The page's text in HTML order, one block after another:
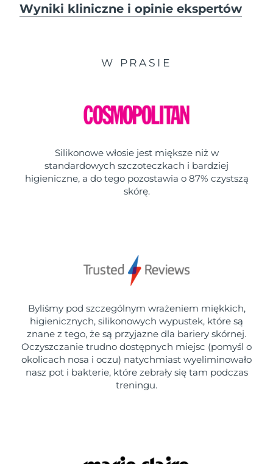
Wyniki kliniczne i opinie ekspertów
W PRASIE
Silikonowe włosie jest miększe niż w
standardowych szczoteczkach i bardziej
higieniczne, a do tego pozostawia o 87% czystszą
skórę.
Byliśmy pod szczególnym wrażeniem miękkich,
higienicznych, silikonowych wypustek, które są
znane z tego, że są przyjazne dla bariery skórnej.
Oczyszczanie trudno dostępnych miejsc (pomyśl o
okolicach nosa i oczu) natychmiast wyeliminowało
nasz pot i bakterie, które zebrały się tam podczas
treningu.